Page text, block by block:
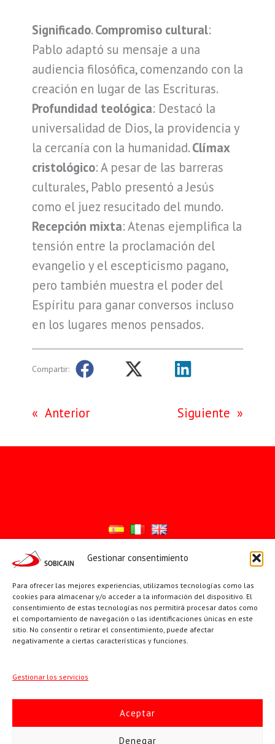
Gestionar consentimiento
Para ofrecer las mejores experiencias, utilizamos tecnologías como las
cookies para almacenar y/o acceder a la información del dispositivo. El
consentimiento de estas tecnologías nos permitirá procesar datos como
el comportamiento de navegación o las identificaciones únicas en este
sitio. No consentir o retirar el consentimiento, puede afectar
negativamente a ciertas características y funciones.
Gestionar los servicios
Aceptar
Denegar
Significado.Compromiso cultural:
Pablo adaptó su mensaje a una
audiencia filosófica, comenzando con la
creación en lugar de las Escrituras.
Profundidad teológica: Destacó la
universalidad de Dios, la providencia y
la cercanía con la humanidad.Clímax
cristológico: A pesar de las barreras
culturales, Pablo presentó a Jesús
como el juez resucitado del mundo.
Recepción mixta: Atenas ejemplifica la
tensión entre la proclamación del
evangelio y el escepticismo pagano,
pero también muestra el poder del
Espíritu para ganar conversos incluso
en los lugares menos pensados.
Compartir:
« Anterior Siguiente »
YouTube
X Facebook
PÁGINAS INSTITUCIONALES
SOBICAIN / Sociedad Bíblica Católica Internacional · C/ Protasio